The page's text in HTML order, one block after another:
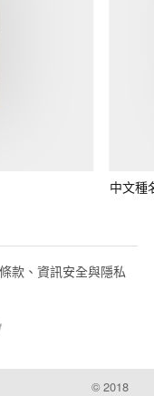
中文種
款、資訊安全與隱私
© 2018